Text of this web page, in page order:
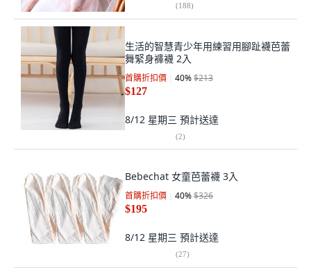
(188)
生活的智慧青少年用練習用腳趾襪芭蕾
舞緊身褲襪 2入
首購折扣價 40%$213
$127
8/12 星期三 預計送達
(2)
Bebechat 女童芭蕾襪 3入
首購折扣價 40%$326
$195
8/12 星期三 預計送達
(27)